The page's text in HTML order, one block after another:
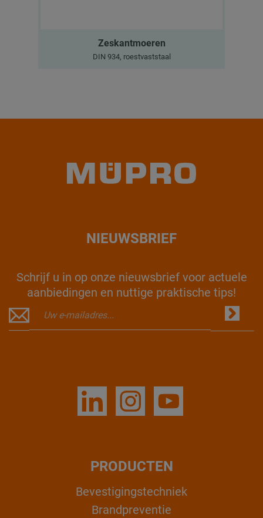
Zeskantmoeren
DIN 934, roestvaststaal
NIEUWSBRIEF
Schrijf u in op onze nieuwsbrief voor actuele
aanbiedingen en nuttige praktische tips!
PRODUCTEN
Bevestigingstechniek
Brandpreventie